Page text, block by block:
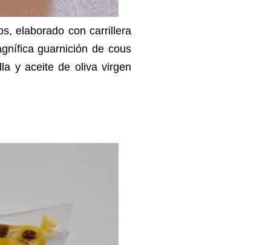
elaborado con carrillera
guarnición de cous
y aceite de oliva virgen